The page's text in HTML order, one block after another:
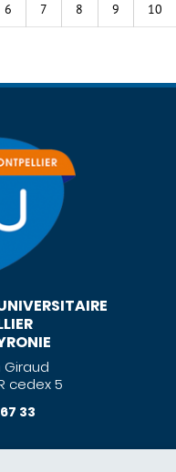
6 7 8 9 10
Giraud
cedex 5
33